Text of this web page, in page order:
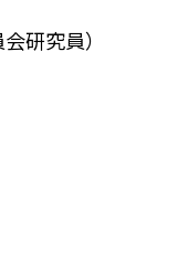
研究員）